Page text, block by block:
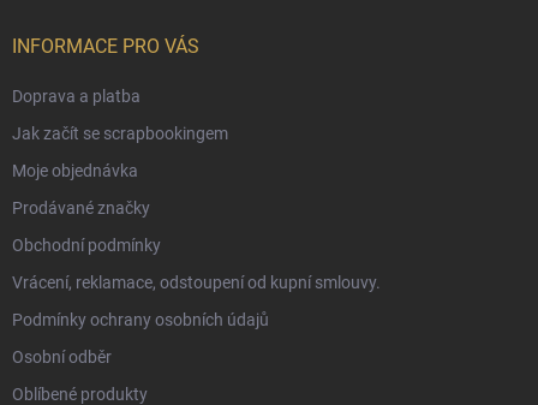
INFORMACE PRO VÁS
Doprava a platba
Jak začít se scrapbookingem
Moje objednávka
Prodávané značky
Obchodní podmínky
Vrácení, reklamace, odstoupení od kupní smlouvy.
Podmínky ochrany osobních údajů
Osobní odběr
Oblíbené produkty